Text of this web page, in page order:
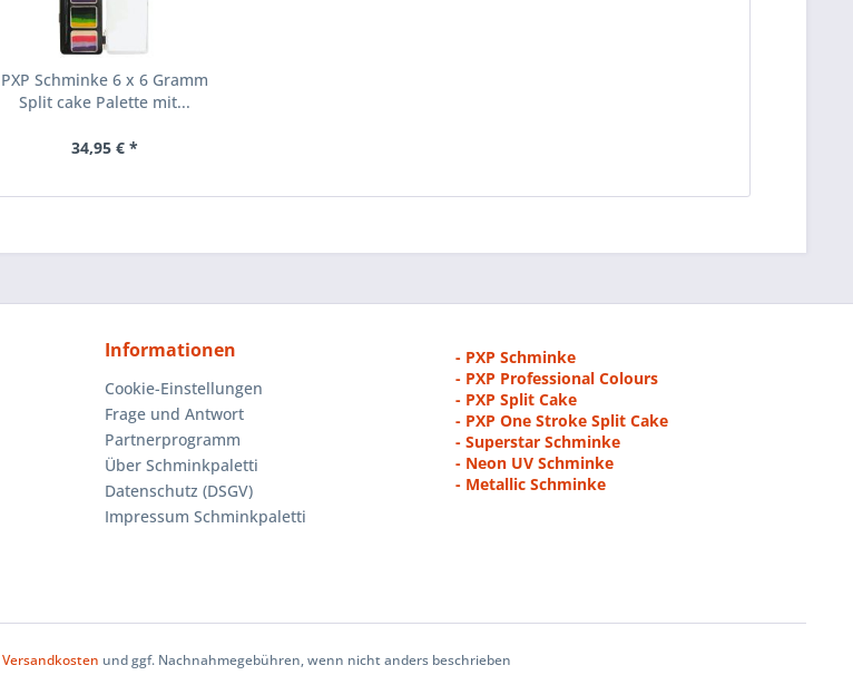
PXP Schminke 6 x 6 Gramm
Split cake Palette mit...
34,95 € *
Informationen
Cookie-Einstellungen
Frage und Antwort
Partnerprogramm
Über Schminkpaletti
Datenschutz (DSGV)
Impressum Schminkpaletti
- PXP Schminke
- PXP Professional Colours
- PXP Split Cake
- PXP One Stroke Split Cake
- Superstar Schminke
- Neon UV Schminke
- Metallic Schminke
Versandkosten und ggf. Nachnahmegebühren, wenn nicht anders beschrieben